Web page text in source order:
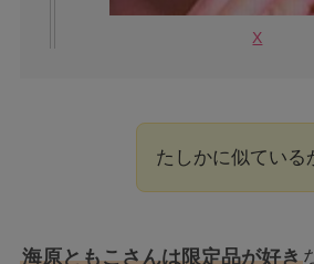
X
たしかに似ている
海原ともこさんは限定品が好き